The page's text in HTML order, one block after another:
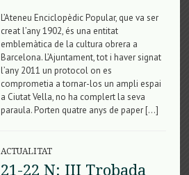
L’Ateneu Enciclopèdic Popular, que va ser
creat l’any 1902, és una entitat
emblemàtica de la cultura obrera a
Barcelona. L’Ajuntament, tot i haver signat
l’any 2011 un protocol on es
comprometia a tornar-los un ampli espai
a Ciutat Vella, no ha complert la seva
paraula. Porten quatre anys de paper […]
ACTUALITAT
21-22 N: III Trobada